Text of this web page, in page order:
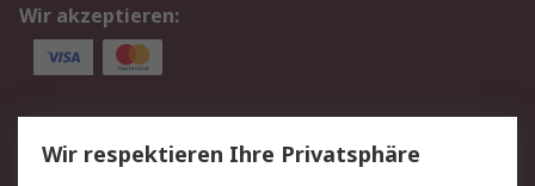
Wir akzeptieren:
Service
Value Added Services
Lieferlösungen
Wir respektieren Ihre Privatsphäre